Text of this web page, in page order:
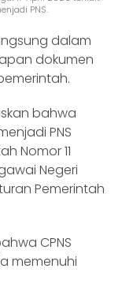
PNS.
dalam
dokumen
bahwa
PNS
Nomor 11
Negeri
Pemerintah
CPNS
memenuhi